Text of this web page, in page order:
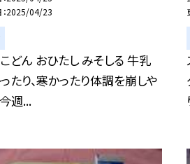
2025/04/23
どん おひたし みそしる 牛乳
たり、寒かったり体調を崩しや
週...